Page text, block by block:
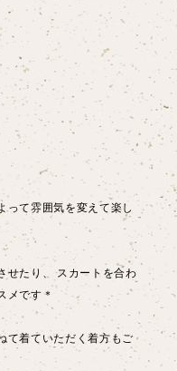
って雰囲気を変えて楽し
せたり、 スカートを合わ
メです＊
て着ていただく着方もご